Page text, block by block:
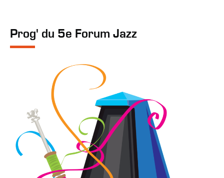
Prog' du 5e Forum Jazz